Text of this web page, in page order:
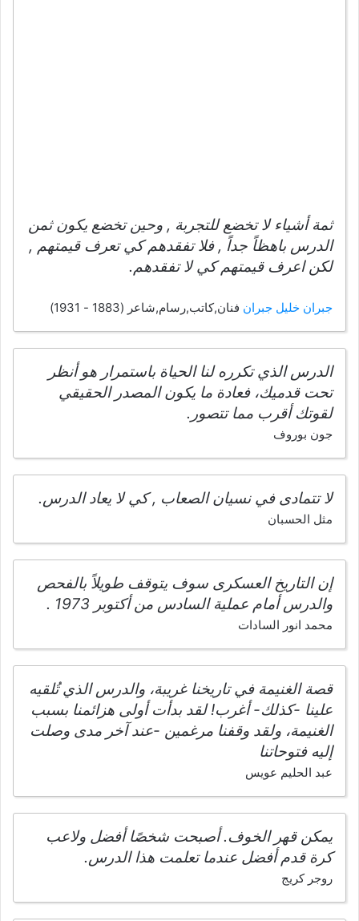
ثمة أشياء لا تخضع للتجربة , وحين تخضع يكون ثمن
الدرس باهظاً جداً , فلا تفقدهم كي تعرف قيمتهم ,
لكن اعرف قيمتهم كي لا تفقدهم.
جبران خليل جبران فنان,كاتب,رسام,شاعر (1883 - 1931)
الدرس الذي تكرره لنا الحياة باستمرار هو أنظر
تحت قدميك، فعادة ما يكون المصدر الحقيقي
لقوتك أقرب مما تتصور.
جون بوروف
لا تتمادى في نسيان الصعاب , كي لا يعاد الدرس.
مثل الحسبان
إن التاريخ العسكرى سوف يتوقف طويلاً بالفحص
والدرس أمام عملية السادس من أكتوبر 1973 .
محمد انور السادات
قصة الغنيمة‏ في تاريخنا غريبة، والدرس الذي تُلقيه
علينا -كذلك- أغرب! لقد بدأت أولى هزائمنا بسبب
الغنيمة، ولقد وقفنا مرغمين -عند آخر مدى وصلت
إليه فتوحاتنا
عبد الحليم عويس
يمكن قهر الخوف. أصبحت شخصًا أفضل ولاعب
كرة قدم أفضل عندما تعلمت هذا الدرس.
روجر كريج